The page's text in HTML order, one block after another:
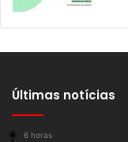
Últimas notícias
6 horas